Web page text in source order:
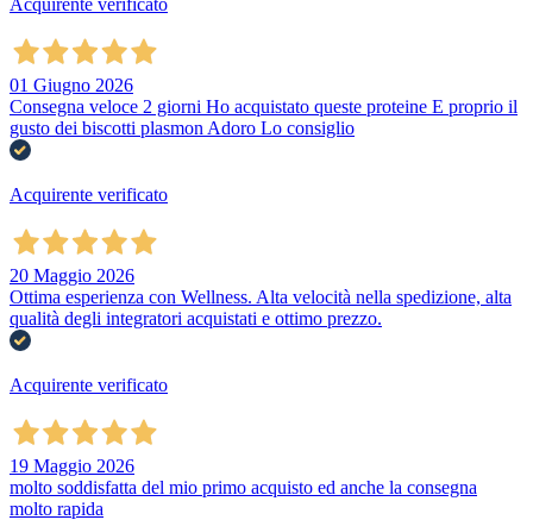
01 Giugno 2026
Consegna veloce 2 giorni Ho acquistato queste proteine E proprio il
gusto dei biscotti plasmon Adoro Lo consiglio
Acquirente verificato
20 Maggio 2026
Ottima esperienza con Wellness. Alta velocità nella spedizione, alta
qualità degli integratori acquistati e ottimo prezzo.
Acquirente verificato
19 Maggio 2026
molto soddisfatta del mio primo acquisto ed anche la consegna
molto rapida